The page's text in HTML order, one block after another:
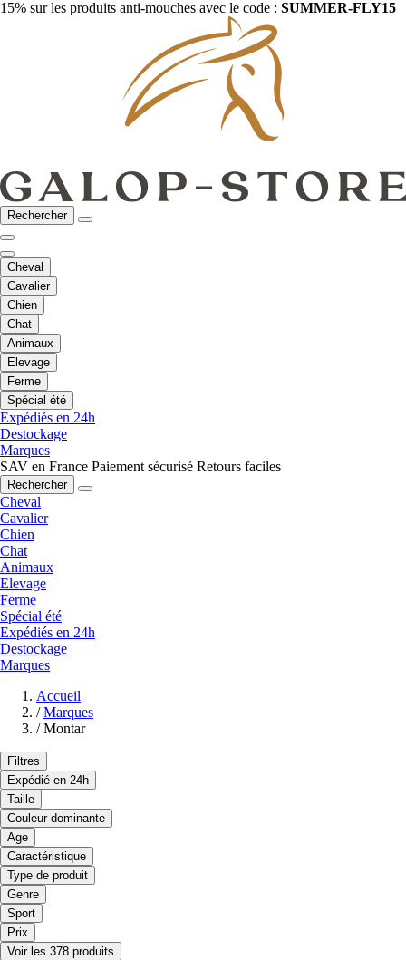
15% sur les produits anti-mouches avec le code : SUMMER-FLY15
Rechercher
Cheval
Cavalier
Chien
Chat
Animaux
Elevage
Ferme
Spécial été
Expédiés en 24h
Destockage
Marques
SAV en France Paiement sécurisé Retours faciles
Rechercher
Cheval
Cavalier
Chien
Chat
Animaux
Elevage
Ferme
Spécial été
Expédiés en 24h
Destockage
Marques
Accueil
/ Marques
/ Montar
Filtres
Expédié en 24h
Taille
Couleur dominante
Age
Caractéristique
Type de produit
Genre
Sport
Prix
Voir les 378 produits